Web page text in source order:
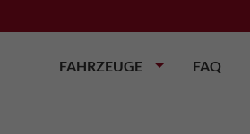
FAHRZEUGE FAQ